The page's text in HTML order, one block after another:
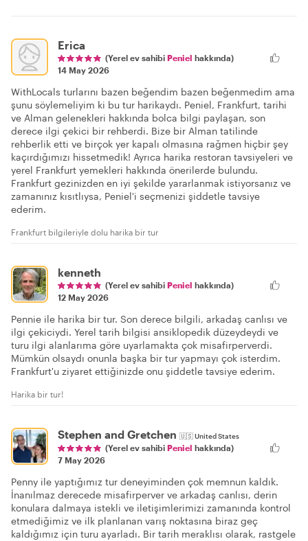
Erica
(Yerel ev sahibi Peniel hakkında)
14 May 2026
WithLocals turlarını bazen beğendim bazen beğenmedim ama
şunu söylemeliyim ki bu tur harikaydı. Peniel, Frankfurt, tarihi
ve Alman gelenekleri hakkında bolca bilgi paylaşan, son
derece ilgi çekici bir rehberdi. Bize bir Alman tatilinde
rehberlik etti ve birçok yer kapalı olmasına rağmen hiçbir şey
kaçırdığımızı hissetmedik! Ayrıca harika restoran tavsiyeleri ve
yerel Frankfurt yemekleri hakkında önerilerde bulundu.
Frankfurt gezinizden en iyi şekilde yararlanmak istiyorsanız ve
zamanınız kısıtlıysa, Peniel'i seçmenizi şiddetle tavsiye
ederim.
Frankfurt bilgileriyle dolu harika bir tur
kenneth
(Yerel ev sahibi Peniel hakkında)
12 May 2026
Pennie ile harika bir tur. Son derece bilgili, arkadaş canlısı ve
ilgi çekiciydi. Yerel tarih bilgisi ansiklopedik düzeydeydi ve
turu ilgi alanlarıma göre uyarlamakta çok misafirperverdi.
Mümkün olsaydı onunla başka bir tur yapmayı çok isterdim.
Frankfurt'u ziyaret ettiğinizde onu şiddetle tavsiye ederim.
Harika bir tur!
Stephen and Gretchen 🇺🇸United States
(Yerel ev sahibi Peniel hakkında)
7 May 2026
Penny ile yaptığımız tur deneyiminden çok memnun kaldık.
İnanılmaz derecede misafirperver ve arkadaş canlısı, derin
konulara dalmaya istekli ve iletişimlerimizi zamanında kontrol
etmediğimiz ve ilk planlanan varış noktasına biraz geç
kaldığımız için turu ayarladı. Bir tarih meraklısı olarak, rastgele